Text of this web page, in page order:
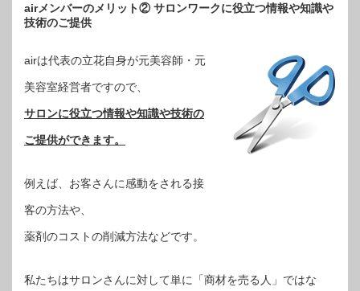
airメンバーのメリット② サロンワークに役立つ情報や知識や
技術のご提供
airは代表の立花自身が元美容師・元
美容室経営者ですので、
サロンに役立つ情報や知識や技術の
ご提供ができます。
例えば、お客さんに感動をされる接
客の方法や、
薬剤のコストの削減方法などです。
私たちはサロンさんに対して単に「商材を売る人」ではな